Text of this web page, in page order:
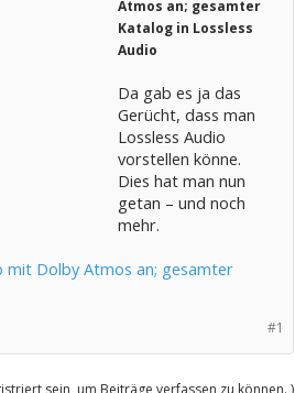
Atmos an; gesamter
Katalog in Lossless
Audio
Da gab es ja das
Gerücht, dass man
Lossless Audio
vorstellen könne.
Dies hat man nun
getan – und noch
mehr.
mit Dolby Atmos an; gesamter
#1
sein, um Beiträge verfassen zu können. )